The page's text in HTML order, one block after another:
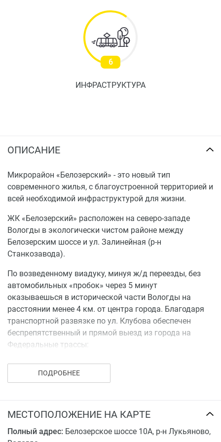
6
ИНФРАСТРУКТУРА
ОПИСАНИЕ
Микрорайон «Белозерский» - это новый тип
современного жилья, с благоустроенной территорией и
всей необходимой инфраструктурой для жизни.
ЖК «Белозерский» расположен на северо-западе
Вологды в экологически чистом районе между
Белозерским шоссе и ул. Залинейная (р-н
Станкозавода).
По возведенному виадуку, минуя ж/д переезды, без
автомобильных «пробок» через 5 минут
оказываешься в исторической части Вологды на
расстоянии менее 4 км. от центра города. Благодаря
транспортной развязке по ул. Клубова обеспечен
беспрепятственный и прямой выезд из города на
Федеральные трассы:
М-8 Москва-Архангельск
А-114 Вологда - Новая Ладога
На автобусе маршрутов № 7,8,10,27,29,32,37 – 7
ПОДРОБНЕЕ
МЕСТОПОЛОЖЕНИЕ НА КАРТЕ
Полный адрес: Белозерское шоссе 10А, р-н Лукьяново,